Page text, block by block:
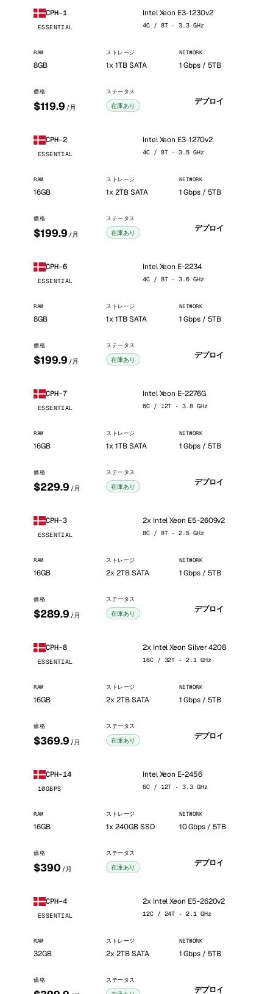
CPH-1
ESSENTIAL
Intel Xeon E3-1230v2
4C / 8T · 3.3 GHz
RAM
8GB
ストレージ
1x 1TB SATA
NETWORK
1 Gbps / 5TB
価格
$119.9 /月
ステータス
在庫あり デプロイ
CPH-2
ESSENTIAL
Intel Xeon E3-1270v2
4C / 8T · 3.5 GHz
RAM
16GB
ストレージ
1x 2TB SATA
NETWORK
1 Gbps / 5TB
価格
$199.9 /月
ステータス
在庫あり デプロイ
CPH-6
ESSENTIAL
Intel Xeon E-2234
4C / 8T · 3.6 GHz
RAM
8GB
ストレージ
1x 1TB SATA
NETWORK
1 Gbps / 5TB
価格
$199.9 /月
ステータス
在庫あり デプロイ
CPH-7
ESSENTIAL
Intel Xeon E-2276G
6C / 12T · 3.8 GHz
RAM
16GB
ストレージ
1x 1TB SATA
NETWORK
1 Gbps / 5TB
価格
$229.9 /月
ステータス
在庫あり デプロイ
CPH-3
ESSENTIAL
2x Intel Xeon E5-2609v2
8C / 8T · 2.5 GHz
RAM
16GB
ストレージ
2x 2TB SATA
NETWORK
1 Gbps / 5TB
価格
$289.9 /月
ステータス
在庫あり デプロイ
CPH-8
ESSENTIAL
2x Intel Xeon Silver 4208
16C / 32T · 2.1 GHz
RAM
16GB
ストレージ
2x 2TB SATA
NETWORK
1 Gbps / 5TB
価格
$369.9 /月
ステータス
在庫あり デプロイ
CPH-14
10GBPS
Intel Xeon E-2456
6C / 12T · 3.3 GHz
RAM
16GB
ストレージ
1x 240GB SSD
NETWORK
10 Gbps / 5TB
価格
$390 /月
ステータス
在庫あり デプロイ
CPH-4
ESSENTIAL
2x Intel Xeon E5-2620v2
12C / 24T · 2.1 GHz
RAM
32GB
ストレージ
2x 2TB SATA
NETWORK
1 Gbps / 5TB
価格 ステータス
デプロイ